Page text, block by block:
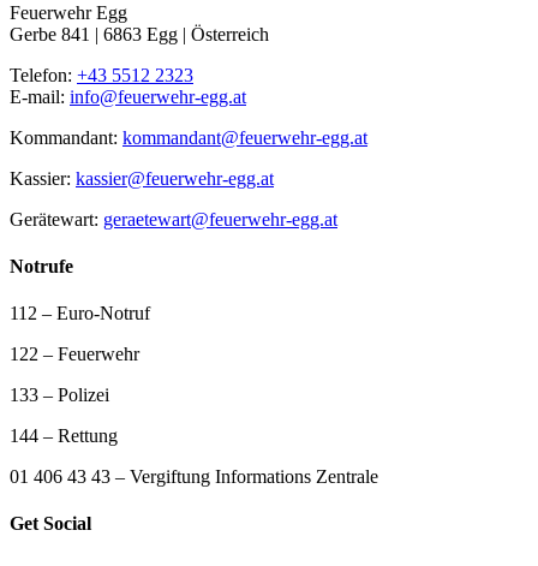
Feuerwehr Egg
Gerbe 841 | 6863 Egg | Österreich
Telefon: +43 5512 2323
E-mail: info@feuerwehr-egg.at
Kommandant: kommandant@feuerwehr-egg.at
Kassier: kassier@feuerwehr-egg.at
Gerätewart: geraetewart@feuerwehr-egg.at
Notrufe
112 – Euro-Notruf
122 – Feuerwehr
133 – Polizei
144 – Rettung
01 406 43 43 – Vergiftung Informations Zentrale
Get Social